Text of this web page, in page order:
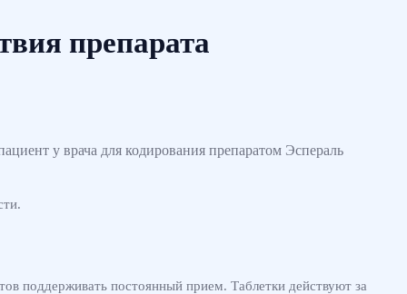
препарата
поддерживать постоянный прием. Таблетки действуют за